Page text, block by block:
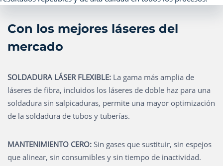
Con los mejores láseres del
mercado
SOLDADURA LÁSER FLEXIBLE: La gama más amplia de
láseres de fibra, incluidos los láseres de doble haz para una
soldadura sin salpicaduras, permite una mayor optimización
de la soldadura de tubos y tuberías.
MANTENIMIENTO CERO: Sin gases que sustituir, sin espejos
que alinear, sin consumibles y sin tiempo de inactividad.